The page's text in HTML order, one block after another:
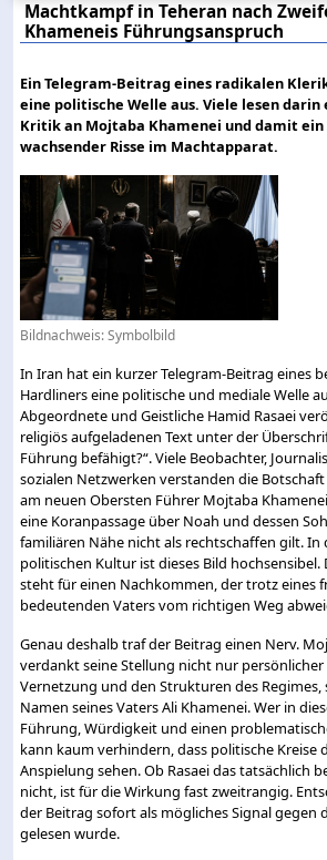
Machtkampf in Teheran nach
Khameneis Führungsanspruch
Ein Telegram-Beitrag eines radikalen
eine politische Welle aus. Viele lesen
Kritik an Mojtaba Khamenei und damit ein
wachsender Risse im Machtapparat.
Bildnachweis: Symbolbild
In Iran hat ein kurzer Telegram-Beitrag eines
Hardliners eine politische und mediale Welle
Abgeordnete und Geistliche Hamid Rasaei
religiös aufgeladenen Text unter der
Führung befähigt?“. Viele Beobachter,
sozialen Netzwerken verstanden die
am neuen Obersten Führer Mojtaba
eine Koranpassage über Noah und dessen
familiären Nähe nicht als rechtschaffen gilt. In
politischen Kultur ist dieses Bild hochsensibel.
steht für einen Nachkommen, der trotz eines
bedeutenden Vaters vom richtigen Weg
Genau deshalb traf der Beitrag einen Nerv.
verdankt seine Stellung nicht nur
Vernetzung und den Strukturen des
Namen seines Vaters Ali Khamenei. Wer in
Führung, Würdigkeit und einen
kann kaum verhindern, dass politische Kreise
Anspielung sehen. Ob Rasaei das tatsächlich
nicht, ist für die Wirkung fast zweitrangig.
der Beitrag sofort als mögliches Signal gegen
gelesen wurde.